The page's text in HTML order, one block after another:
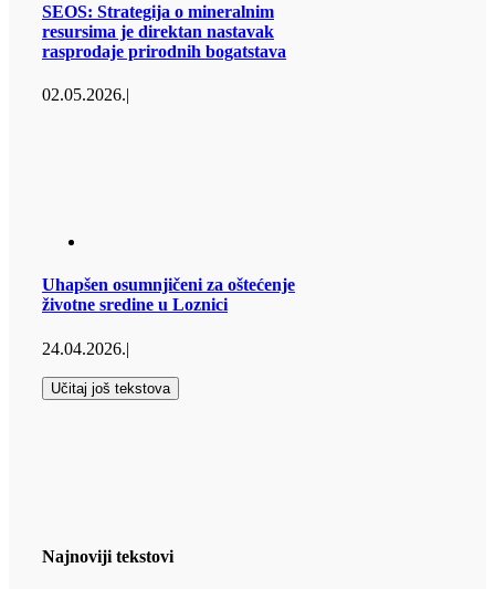
SEOS: Strategija o mineralnim
resursima je direktan nastavak
rasprodaje prirodnih bogatstava
02.05.2026.|
Uhapšen osumnjičeni za oštećenje
životne sredine u Loznici
24.04.2026.|
Učitaj još tekstova
Najnoviji tekstovi